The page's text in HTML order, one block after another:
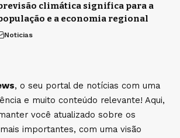
climática significa para a
e a economia regional
Noticias
, o seu portal de notícias com uma
e muito conteúdo relevante! Aqui,
você atualizado sobre os
importantes, com uma visão